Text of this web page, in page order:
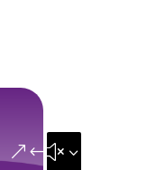
&#x35;